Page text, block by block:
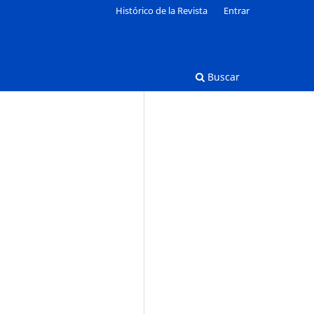
Buscar
Histórico de la Revista Entrar